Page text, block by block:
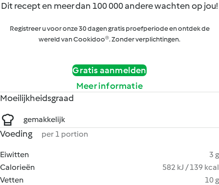
Dit recept en meer dan 100 000 andere wachten op jou!
Registreer u voor onze 30 dagen gratis proefperiode en ontdek de
wereld van Cookidoo®. Zonder verplichtingen.
Gratis aanmelden
Meer informatie
Moeilijkheidsgraad
gemakkelijk
Voeding per 1 portion
Eiwitten
3 g
Calorieën
582 kJ / 139 kcal
Vetten
10 g